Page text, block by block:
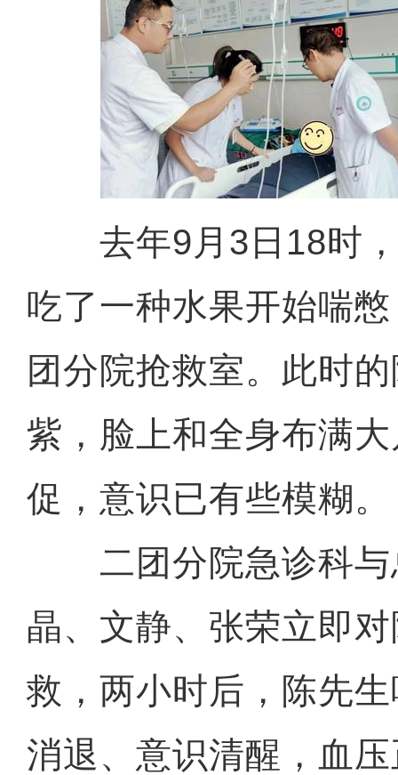
去年9月3日18时，
吃了一种水果开始喘
团分院抢救室。此时
紫，脸上和全身布满
促，意识已有些模糊。
二团分院急诊科与
晶、文静、张荣立即
救，两小时后，陈先
消退、意识清醒，血